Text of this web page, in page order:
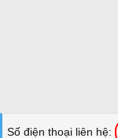
Số điện thoại liên hệ